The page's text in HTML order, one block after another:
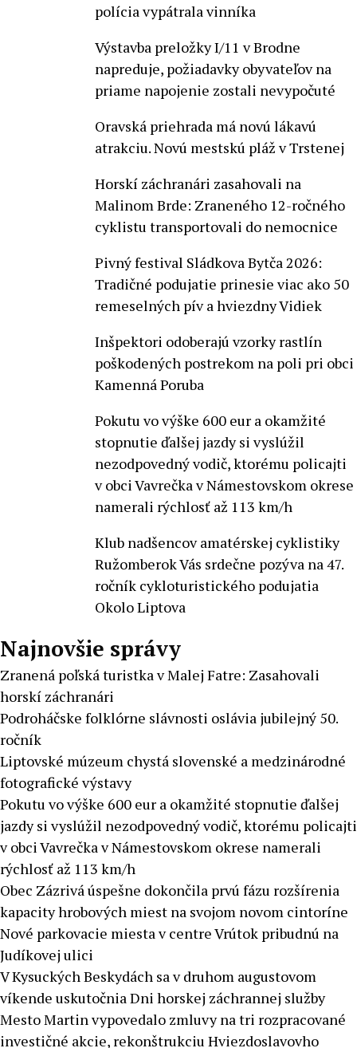
polícia vypátrala vinníka
Výstavba preložky I/11 v Brodne
napreduje, požiadavky obyvateľov na
priame napojenie zostali nevypočuté
Oravská priehrada má novú lákavú
atrakciu. Novú mestskú pláž v Trstenej
Horskí záchranári zasahovali na
Malinom Brde: Zraneného 12-ročného
cyklistu transportovali do nemocnice
Pivný festival Sládkova Bytča 2026:
Tradičné podujatie prinesie viac ako 50
remeselných pív a hviezdny Vidiek
Inšpektori odoberajú vzorky rastlín
poškodených postrekom na poli pri obci
Kamenná Poruba
Pokutu vo výške 600 eur a okamžité
stopnutie ďalšej jazdy si vyslúžil
nezodpovedný vodič, ktorému policajti
v obci Vavrečka v Námestovskom okrese
namerali rýchlosť až 113 km/h
Klub nadšencov amatérskej cyklistiky
Ružomberok Vás srdečne pozýva na 47.
ročník cykloturistického podujatia
Okolo Liptova
Najnovšie správy
Zranená poľská turistka v Malej Fatre: Zasahovali
horskí záchranári
Podroháčske folklórne slávnosti oslávia jubilejný 50.
ročník
Liptovské múzeum chystá slovenské a medzinárodné
fotografické výstavy
Pokutu vo výške 600 eur a okamžité stopnutie ďalšej
jazdy si vyslúžil nezodpovedný vodič, ktorému policajti
v obci Vavrečka v Námestovskom okrese namerali
rýchlosť až 113 km/h
Obec Zázrivá úspešne dokončila prvú fázu rozšírenia
kapacity hrobových miest na svojom novom cintoríne
Nové parkovacie miesta v centre Vrútok pribudnú na
Judíkovej ulici
V Kysuckých Beskydách sa v druhom augustovom
víkende uskutočnia Dni horskej záchrannej služby
Mesto Martin vypovedalo zmluvy na tri rozpracované
investičné akcie, rekonštrukciu Hviezdoslavovho